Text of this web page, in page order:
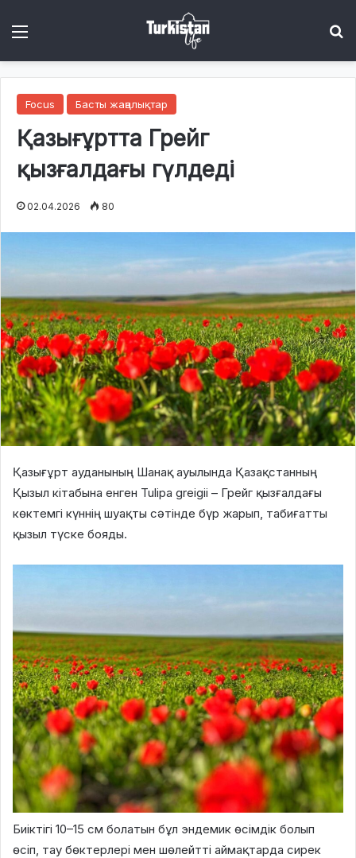
Focus Басты жаңалықтар
Қазығұртта Грейг
қызғалдағы гүлдеді
02.04.2026 80
Қазығұрт ауданының Шанақ ауылында Қазақстанның
Қызыл кітабына енген Tulipa greigii – Грейг қызғалдағы
көктемгі күннің шуақты сәтінде бүр жарып, табиғатты
қызыл түске бояды.
Биіктігі 10–15 см болатын бұл эндемик өсімдік болып
өсіп, тау бөктерлері мен шөлейтті аймақтарда сирек